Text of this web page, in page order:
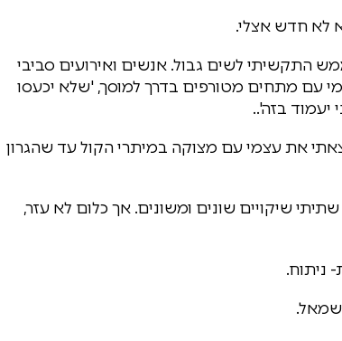
לא חדש אצלי.
התקשיתי לשים גבול. אנשים ואירועים סביבי
עם מתחים מטורפים בדרך למוסך, 'שלא יכעסו
יעמוד בזה'..
את עצמי עם מצוקה במיתרי הקול עד שהגרון
שיקויים שונים ומשונים. אך כלום לא עזר,
ניתוח.